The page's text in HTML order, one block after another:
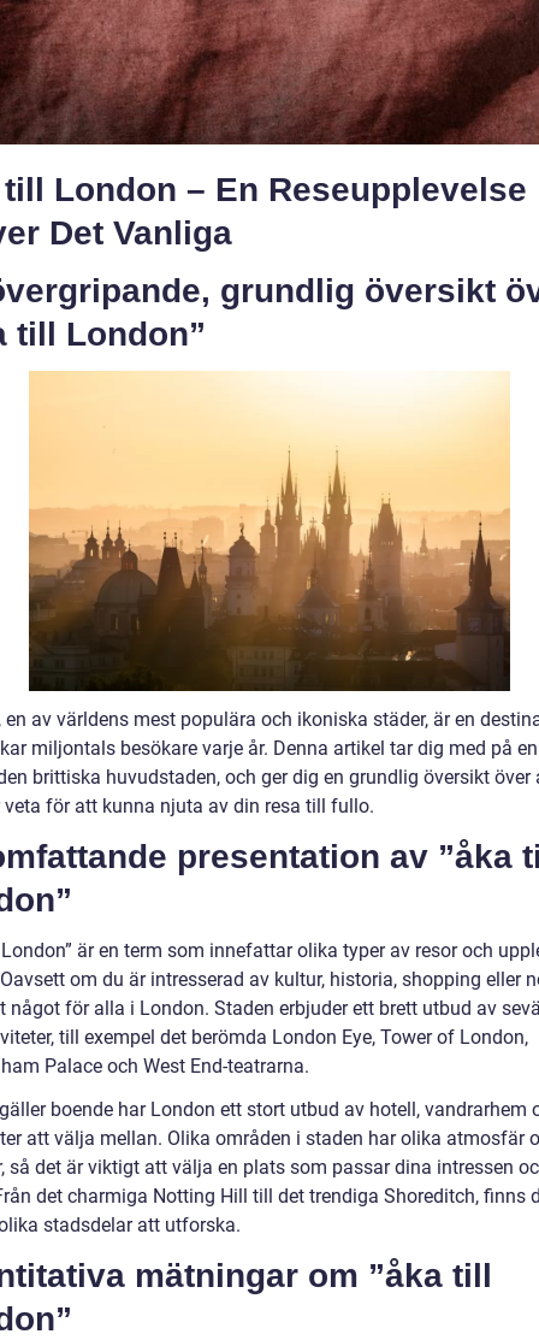
London – En Reseupplevelse
Det Vanliga
grundlig översikt
till London”
en av världens mest populära och ikoniska städer, är en
miljontals besökare varje år. Denna artikel tar dig med på
brittiska huvudstaden, och ger dig en grundlig översikt över
veta för att kunna njuta av din resa till fullo.
presentation av ”åka
är en term som innefattar olika typer av resor och
om du är intresserad av kultur, historia, shopping eller
något för alla i London. Staden erbjuder ett brett utbud av
till exempel det berömda London Eye, Tower of London,
Palace och West End-teatrarna.
boende har London ett stort utbud av hotell, vandrarhem
att välja mellan. Olika områden i staden har olika atmosfär
så det är viktigt att välja en plats som passar dina intressen
det charmiga Notting Hill till det trendiga Shoreditch, finns
stadsdelar att utforska.
mätningar om ”åka till